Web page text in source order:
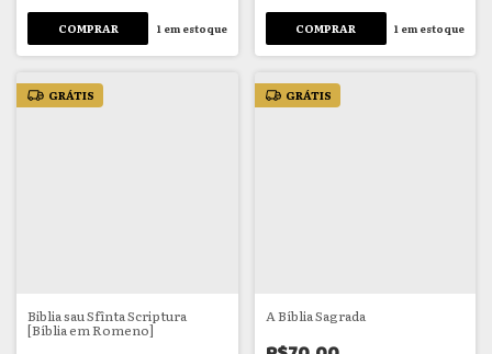
1em estoque 1 em estoque
GRÁTIS
Biblia sau Sfînta Scriptura
[Bíblia em Romeno]
GRÁTIS
A Bíblia Sagrada